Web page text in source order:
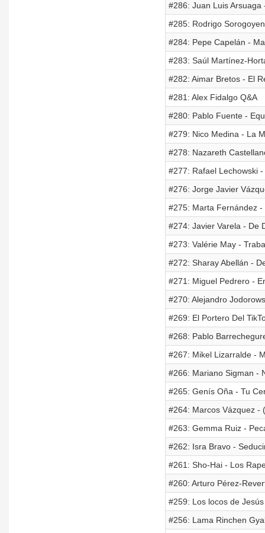
#286: Juan Luis Arsuaga
#285: Rodrigo
#284: Pepe Capelán -
#283: Saúl Martínez-
#282: Aimar Bretos - El
#281: Alex Fidalgo Q&A
#280: Pablo Fuente -
#279: Nico Medina - La
#278: Nazareth
#277: Rafael Lechowski
#276: Jorge Javier
#275: Marta Fernández
#274: Javier Varela - De
#273: Valérie May -
#272: Sharay Abellán -
#271: Miguel Pedrero -
#270: Alejandro
#269: El Portero Del
#268: Pablo
#267: Mikel Lizarralde -
#266: Mariano Sigman -
#265: Genís Oña - Tu
#264: Marcos Vázquez -
#263: Gemma Ruiz -
#262: Isra Bravo -
#261: Sho-Hai - Los
#260: Arturo Pérez-
#259: Los locos de
#256: Lama Rinchen